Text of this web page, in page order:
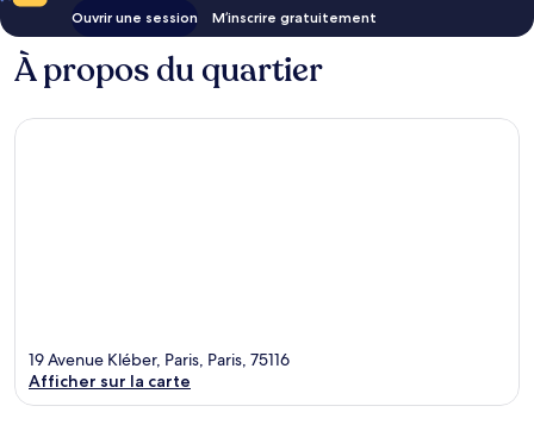
Ouvrir une session M’inscrire gratuitement
À propos du quartier
19 Avenue Kléber, Paris, Paris, 75116
Afficher sur la carte